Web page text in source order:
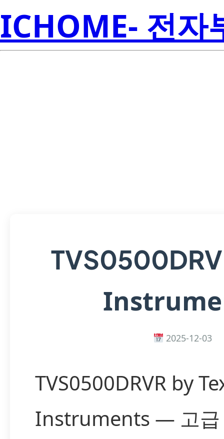
ICHOME- 전자
2025-12-03
TVS0500DRVR by
Instruments — 고급